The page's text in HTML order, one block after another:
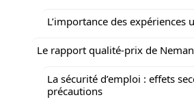
L’importance des expériences
Le rapport qualité-prix de
La sécurité d’emploi : effets
précautions